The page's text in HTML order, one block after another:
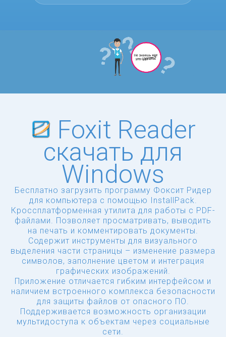
Foxit Reader
скачать для
Windows
Бесплатно загрузить программу Фоксит Ридер
для компьютера с помощью InstallPack.
Кроссплатформенная утилита для работы с PDF-
файлами. Позволяет просматривать, выводить
на печать и комментировать документы.
Содержит инструменты для визуального
выделения части страницы – изменение размера
символов, заполнение цветом и интеграция
графических изображений.
Приложение отличается гибким интерфейсом и
наличием встроенного комплекса безопасности
для защиты файлов от опасного ПО.
Поддерживается возможность организации
мультидоступа к объектам через социальные
сети.